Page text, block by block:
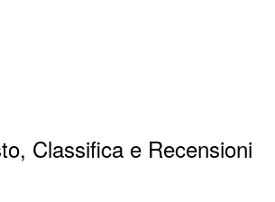
Classifica e Recensioni